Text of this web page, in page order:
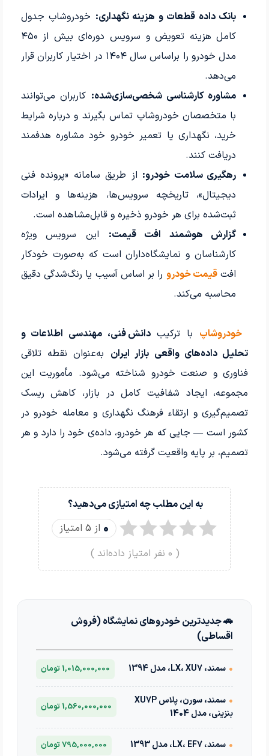
بانک داده قطعات و هزینه نگهداری: خودروشاپ جدول
کامل هزینه تعویض و سرویس دوره‌ای بیش از ۴۵۰
مدل خودرو را براساس سال ۱۴۰۴ در اختیار کاربران قرار
می‌دهد.
مشاوره کارشناسی شخصی‌سازی‌شده: کاربران می‌توانند
با متخصصان خودروشاپ تماس بگیرند و درباره شرایط
خرید، نگهداری یا تعمیر خودرو خود مشاوره هدفمند
دریافت کنند.
رهگیری سلامت خودرو: از طریق سامانه «پرونده فنی
دیجیتال»، تاریخچه سرویس‌ها، هزینه‌ها و ایرادات
ثبت‌شده برای هر خودرو ذخیره و قابل‌مشاهده است.
گزارش هوشمند افت قیمت: این سرویس ویژه
کارشناسان و نمایشگاه‌داران است که به‌صورت خودکار
افتقیمت خودرو را بر اساس آسیب یا رنگ‌شدگی دقیق
محاسبه می‌کند.
خودروشاپ با ترکیبدانش فنی، مهندسی اطلاعات و
تحلیل داده‌های واقعی بازار ایران به‌عنوان نقطه تلاقی
فناوری و صنعت خودرو شناخته می‌شود. مأموریت این
مجموعه، ایجاد شفافیت کامل در بازار، کاهش ریسک
تصمیم‌گیری و ارتقاء فرهنگ نگهداری و معامله خودرو در
کشور است — جایی که هر خودرو، داده‌ی خود را دارد و هر
تصمیم، بر پایه واقعیت گرفته می‌شود.
به این مطلب چه امتیازی می‌دهید؟
0 از 5 امتیاز
(
0 نفر امتیاز داده‌اند )
🚗 جدیدترین خودروهای نمایشگاه (فروش
اقساطی)
• سمند، LX، XU7، مدل 1394 1,015,000,000 تومان
•
سمند، سورن، پلاس XU7P
بنزینی، مدل 1404
1,560,000,000 تومان
• سمند، LX، EF7، مدل 1393 795,000,000 تومان